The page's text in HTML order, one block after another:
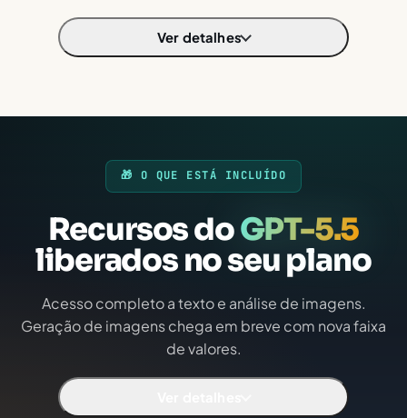
Ver detalhes
🎁 O QUE ESTÁ INCLUÍDO
Recursos doGPT-5.5
liberados no seu plano
Acesso completo a texto e análise de imagens.
Geração de imagens chega em breve com nova faixa
de valores.